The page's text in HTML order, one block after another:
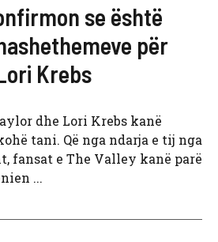
se është
për
Krebs
dhe Lori Krebs kanë
tani. Që nga ndarja e tij nga
fansat e The Valley kanë parë
...